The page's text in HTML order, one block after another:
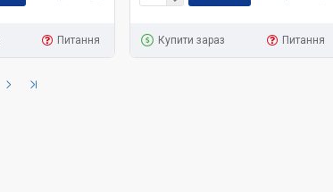
Питання Купити зараз Питання